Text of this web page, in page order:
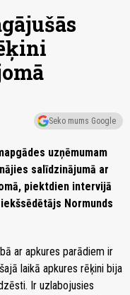
Seko mums Google
uzņēmumam
salīdzinājumā ar
piektdien intervijā
Normunds
ar apkures parādiem ir
laikā apkures rēķini bija
Ir uzlabojusies